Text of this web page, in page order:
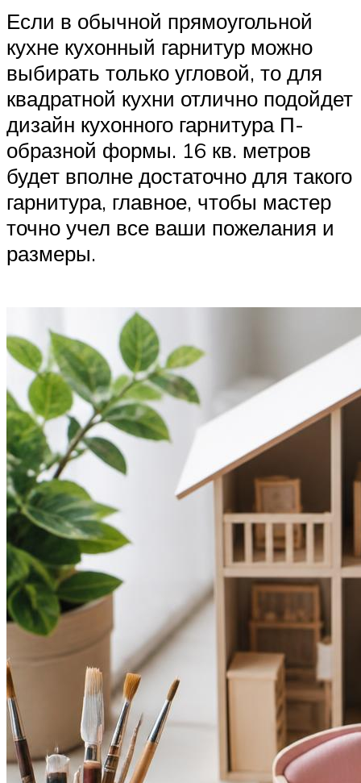
Если в обычной прямоугольной
кухне кухонный гарнитур можно
выбирать только угловой, то для
квадратной кухни отлично подойдет
дизайн кухонного гарнитура П-
образной формы. 16 кв. метров
будет вполне достаточно для такого
гарнитура, главное, чтобы мастер
точно учел все ваши пожелания и
размеры.